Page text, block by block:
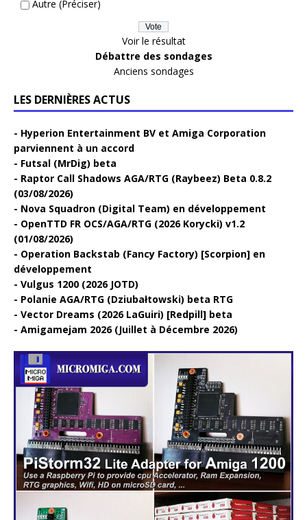
Autre (Préciser)
Voir le résultat
Débattre des sondages
Anciens sondages
LES DERNIÈRES ACTUS
Hyperion Entertainment BV et Amiga Corporation
parviennent à un accord
Futsal (MrDig) beta
Raptor Call Shadows AGA/RTG (Raybeez) Beta 0.8.2
(03/08/2026)
Nova Squadron (Digital Team) en développement
OpenTTD FR OCS/AGA/RTG (2026 Korycki) v1.2
(01/08/2026)
Operation Backstab (Fancy Factory) [Scorpion] en
développement
Vulgus 1200 (2026 JOTD)
Polanie AGA/RTG (Dziubałtowski) beta RTG
Vector Dreams (2026 LaGuiri) [Redpill] beta
Amigamejam 2026 (Juillet à Décembre 2026)